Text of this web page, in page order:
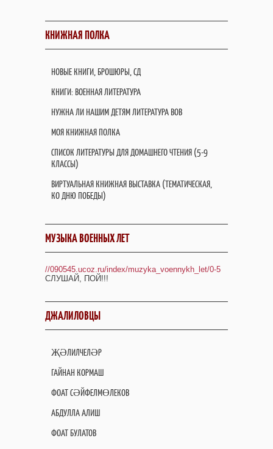
КНИЖНАЯ ПОЛКА
НОВЫЕ КНИГИ, БРОШЮРЫ, СД
КНИГИ: ВОЕННАЯ ЛИТЕРАТУРА
НУЖНА ЛИ НАШИМ ДЕТЯМ ЛИТЕРАТУРА ВОВ
МОЯ КНИЖНАЯ ПОЛКА
СПИСОК ЛИТЕРАТУРЫ ДЛЯ ДОМАШНЕГО ЧТЕНИЯ (5-9
КЛАССЫ)
ВИРТУАЛЬНАЯ КНИЖНАЯ ВЫСТАВКА (ТЕМАТИЧЕСКАЯ,
КО ДНЮ ПОБЕДЫ)
МУЗЫКА ВОЕННЫХ ЛЕТ
//090545.ucoz.ru/index/muzyka_voennykh_let/0-5
СЛУШАЙ, ПОЙ!!!
ДЖАЛИЛОВЦЫ
ҖӘЛИЛЧЕЛӘР
ГАЙНАН КОРМАШ
ФОАТ СӘЙФЕЛМӨЛЕКОВ
АБДУЛЛА АЛИШ
ФОАТ БУЛАТОВ